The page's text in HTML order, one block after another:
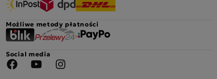
Możliwe metody płatności
Social media